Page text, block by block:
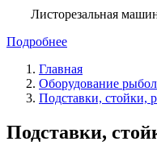
Листорезальная
Подробнее
Главная
Оборудование
Подставки, стойки,
Подставки,